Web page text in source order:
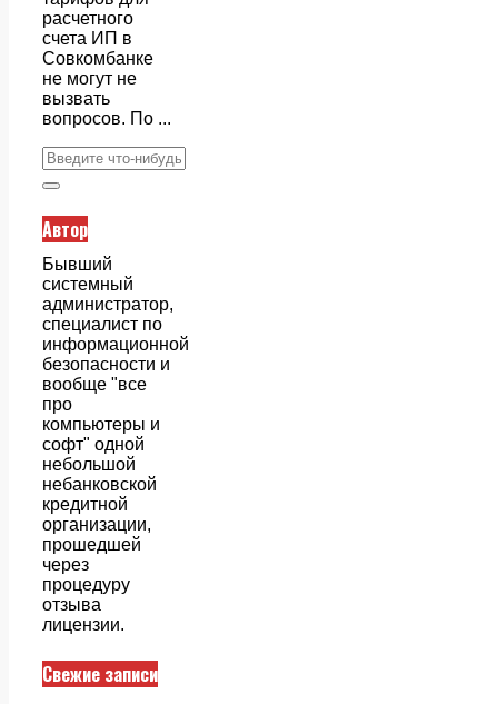
расчетного
счета ИП в
Совкомбанке
не могут не
вызвать
вопросов. По ...
Автор
Бывший
системный
администратор,
специалист по
информационной
безопасности и
вообще "все
про
компьютеры и
софт" одной
небольшой
небанковской
кредитной
организации,
прошедшей
через
процедуру
отзыва
лицензии.
Свежие записи